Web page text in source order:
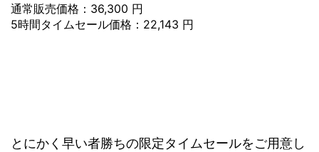
通常販売価格：36,300 円
5時間タイムセール価格：22,143 円
とにかく早い者勝ちの限定タイムセールをご用意し